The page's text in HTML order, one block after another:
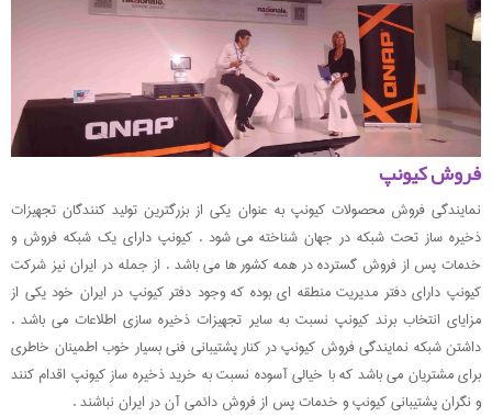
فروش کیونپ
نمایندگی فروش محصولات کیونپ به عنوان یکی از بزرگترین تولید کنندگان تجهیزات
ذخیره ساز تحت شبکه در جهان شناخته می شود . کیونپ دارای یک شبکه فروش و
خدمات پس از فروش گسترده در همه کشور ها می باشد . از جمله در ایران نیز شرکت
کیونپ دارای دفتر مدیریت منطقه ای بوده که وجود دفتر کیونپ در ایران خود یکی از
مزایای انتخاب برند کیونپ نسبت به سایر تجهیزات ذخیره سازی اطلاعات می باشد .
داشتن شبکه نمایندگی فروش کیونپ در کنار پشتیبانی فنی بسیار خوب اطمینان خاطری
برای مشتریان می باشد که با خیالی آسوده نسبت به خرید ذخیره ساز کیونپ اقدام کنند
و نگران پشتیبانی کیونپ و خدمات پس از فروش دائمی آن در ایران نباشند .